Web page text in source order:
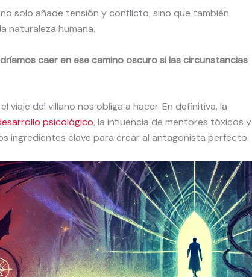
solo añade tensión y conflicto, sino que también
naturaleza humana.
caer en ese camino oscuro si las circunstancias
viaje del villano nos obliga a hacer. En definitiva, la
psicológico, la influencia de mentores tóxicos y
ingredientes clave para crear al antagonista perfecto.